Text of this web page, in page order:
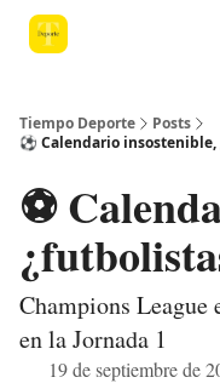
Tiempo Deporte
Posts
⚽️ Calendario
⚽️
Champions League
en la Jornada 1
19 de septiembre de